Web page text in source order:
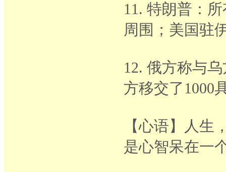
11. 特朗普：
周围；美国驻
12. 俄方称与
方移交了1000
【心语】人生
是心智呆在一